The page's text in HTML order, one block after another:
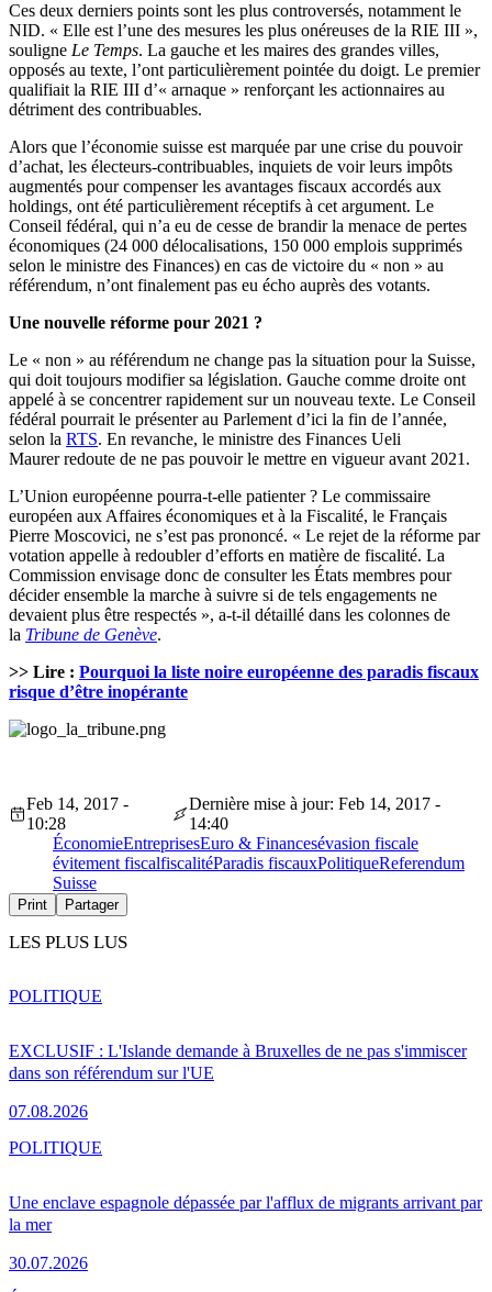
Ces deux derniers points sont les plus controversés, notamment le
NID. « Elle est l’une des mesures les plus onéreuses de la RIE III »,
souligne Le Temps. La gauche et les maires des grandes villes,
opposés au texte, l’ont particulièrement pointée du doigt. Le premier
qualifiait la RIE III d’« arnaque » renforçant les actionnaires au
détriment des contribuables.
Alors que l’économie suisse est marquée par une crise du pouvoir
d’achat, les électeurs-contribuables, inquiets de voir leurs impôts
augmentés pour compenser les avantages fiscaux accordés aux
holdings, ont été particulièrement réceptifs à cet argument. Le
Conseil fédéral, qui n’a eu de cesse de brandir la menace de pertes
économiques (24 000 délocalisations, 150 000 emplois supprimés
selon le ministre des Finances) en cas de victoire du « non » au
référendum, n’ont finalement pas eu écho auprès des votants.
Une nouvelle réforme pour 2021 ?
Le « non » au référendum ne change pas la situation pour la Suisse,
qui doit toujours modifier sa législation. Gauche comme droite ont
appelé à se concentrer rapidement sur un nouveau texte. Le Conseil
fédéral pourrait le présenter au Parlement d’ici la fin de l’année,
selon la RTS. En revanche, le ministre des Finances Ueli
Maurer redoute de ne pas pouvoir le mettre en vigueur avant 2021.
L’Union européenne pourra-t-elle patienter ? Le commissaire
européen aux Affaires économiques et à la Fiscalité, le Français
Pierre Moscovici, ne s’est pas prononcé. « Le rejet de la réforme par
votation appelle à redoubler d’efforts en matière de fiscalité. La
Commission envisage donc de consulter les États membres pour
décider ensemble la marche à suivre si de tels engagements ne
devaient plus être respectés », a-t-il détaillé dans les colonnes de
la Tribune de Genève.
>> Lire : Pourquoi la liste noire européenne des paradis fiscaux
risque d’être inopérante
Feb 14, 2017 -
10:28
Dernière mise à jour: Feb 14, 2017 -
14:40
ÉconomieEntreprisesEuro & Financesévasion fiscale
évitement fiscalfiscalitéParadis fiscauxPolitiqueReferendum
Suisse
Print Partager
LES PLUS LUS
EXCLUSIF : L'Islande demande à Bruxelles de ne pas s'immiscer
dans son référendum sur l'UE
07.08.2026
POLITIQUE
Une enclave espagnole dépassée par l'afflux de migrants arrivant par
la mer
30.07.2026
POLITIQUE